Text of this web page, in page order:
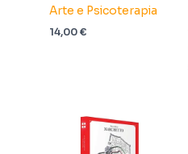
Arte e Psicoterapia
14,00€